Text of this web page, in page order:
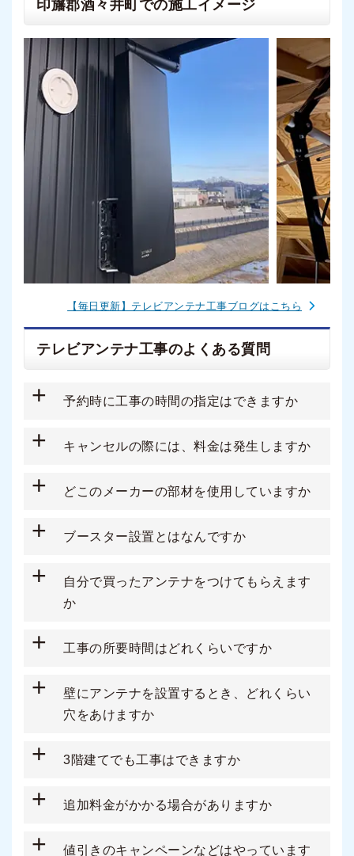
印旛郡酒々井町での施工イメージ
【毎日更新】テレビアンテナ工事ブログはこちら
テレビアンテナ工事のよくある質問
+ 予約時に工事の時間の指定はできますか
+ キャンセルの際には、料金は発生しますか
+ どこのメーカーの部材を使用していますか
+ ブースター設置とはなんですか
+
自分で買ったアンテナをつけてもらえます
か
+ 工事の所要時間はどれくらいですか
+
壁にアンテナを設置するとき、どれくらい
穴をあけますか
+ 3階建てでも工事はできますか
+ 追加料金がかかる場合がありますか
+ 値引きのキャンペーンなどはやっています